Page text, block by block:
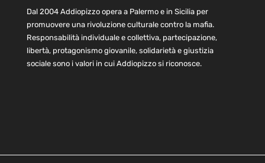
Dal 2004 Addiopizzo opera a Palermo e in Sicilia per
promuovere una rivoluzione culturale contro la mafia.
Responsabilità individuale e collettiva, partecipazione,
libertà, protagonismo giovanile, solidarietà e giustizia
sociale sono i valori in cui Addiopizzo si riconosce.